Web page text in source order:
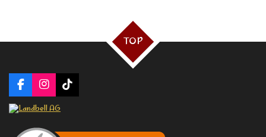
TOP
F
a
c
b
I
n
s
a
T
i
o